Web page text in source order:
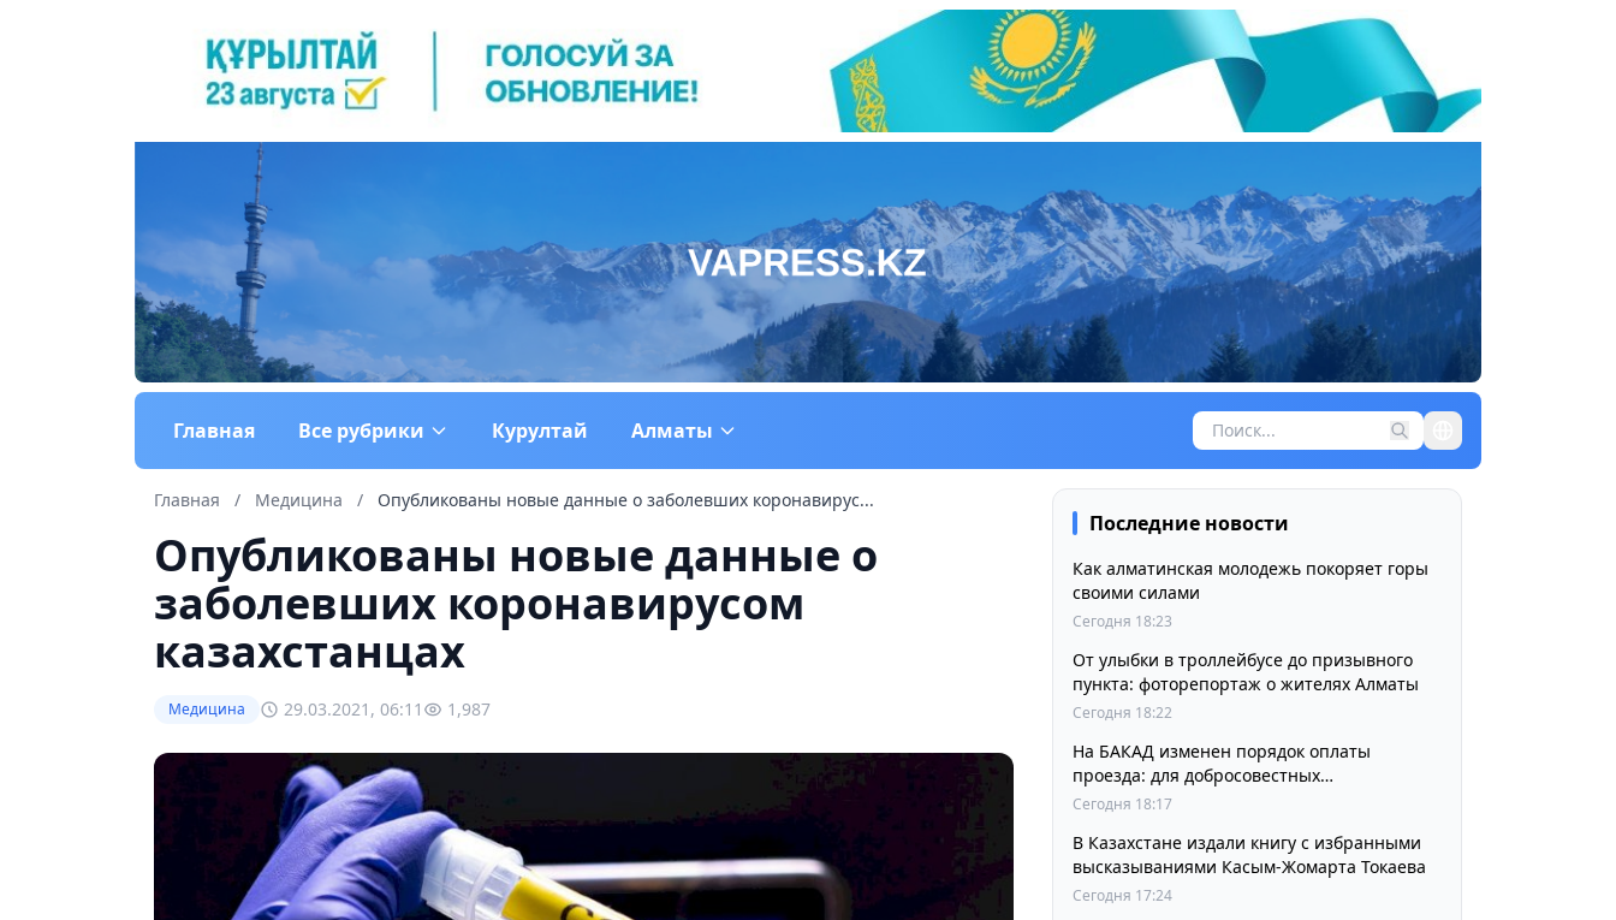
Главная Все рубрики Курултай Алматы
Главная / Медицина / Опубликованы новые данные о заболевших коронавирус...
Опубликованы новые данные о
заболевших коронавирусом
казахстанцах
Медицина 29.03.2021, 06:11 1,987
Последние новости
Как алматинская молодежь покоряет горы
своими силами
Сегодня 18:23
От улыбки в троллейбусе до призывного
пункта: фоторепортаж о жителях Алматы
Сегодня 18:22
На БАКАД изменен порядок оплаты
проезда: для добросовестных
пользователей стоимость остается
Сегодня 18:17
В Казахстане издали книгу с избранными
высказываниями Касым-Жомарта Токаева
Сегодня 17:24